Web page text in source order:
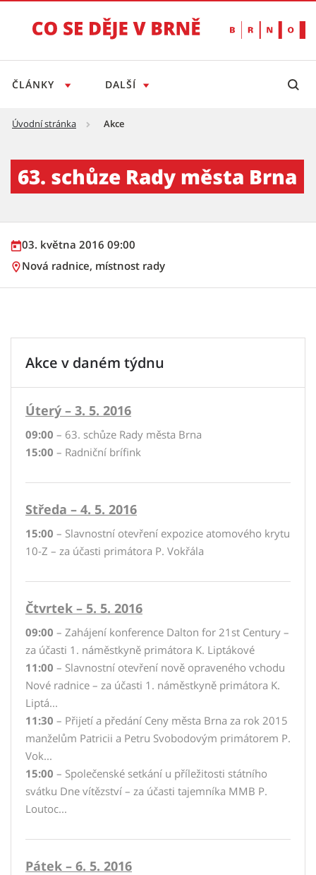
ČLÁNKY DALŠÍ
Úvodní stránka Akce
63. schůze Rady města Brna
03. května 2016 09:00
Nová radnice, místnost rady
Akce v daném týdnu
Úterý – 3. 5. 2016
09:00 – 63. schůze Rady města Brna
15:00 – Radniční brífink
Středa – 4. 5. 2016
15:00 – Slavnostní otevření expozice atomového krytu
10-Z – za účasti primátora P. Vokřála
Čtvrtek – 5. 5. 2016
09:00 – Zahájení konference Dalton for 21st Century –
za účasti 1. náměstkyně primátora K. Liptákové
11:00 – Slavnostní otevření nově opraveného vchodu
Nové radnice – za účasti 1. náměstkyně primátora K.
Liptá...
11:30 – Přijetí a předání Ceny města Brna za rok 2015
manželům Patricii a Petru Svobodovým primátorem P.
Vok...
15:00 – Společenské setkání u příležitosti státního
svátku Dne vítězství – za účasti tajemníka MMB P.
Loutoc...
Pátek – 6. 5. 2016